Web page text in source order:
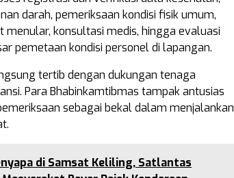
darah, pemeriksaan kondisi fisik umum,
menular, konsultasi medis, hingga evaluasi
pemetaan kondisi personel di lapangan.
tertib dengan dukungan tenaga
Para Bhabinkamtibmas tampak antusias
sebagai bekal dalam menjalankan
di Samsat Keliling, Satlantas